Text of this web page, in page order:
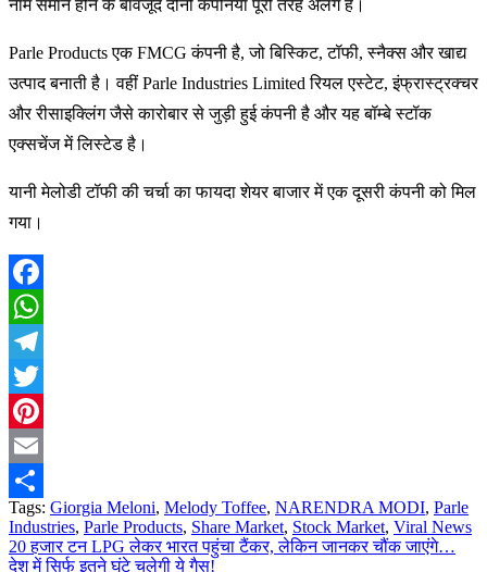
नाम समान होने के बावजूद दोनों कंपनियां पूरी तरह अलग हैं।
Parle Products एक FMCG कंपनी है, जो बिस्किट, टॉफी, स्नैक्स और खाद्य
उत्पाद बनाती है। वहीं Parle Industries Limited रियल एस्टेट, इंफ्रास्ट्रक्चर
और रीसाइक्लिंग जैसे कारोबार से जुड़ी हुई कंपनी है और यह बॉम्बे स्टॉक
एक्सचेंज में लिस्टेड है।
यानी मेलोडी टॉफी की चर्चा का फायदा शेयर बाजार में एक दूसरी कंपनी को मिल
गया।
Facebook
WhatsApp
Telegram
Twitter
Pinterest
Email
Share
Tags: Giorgia Meloni, Melody Toffee, NARENDRA MODI, Parle
Industries, Parle Products, Share Market, Stock Market, Viral News
Post
20 हजार टन LPG लेकर भारत पहुंचा टैंकर, लेकिन जानकर चौंक जाएंगे…
देश में सिर्फ इतने घंटे चलेगी ये गैस!